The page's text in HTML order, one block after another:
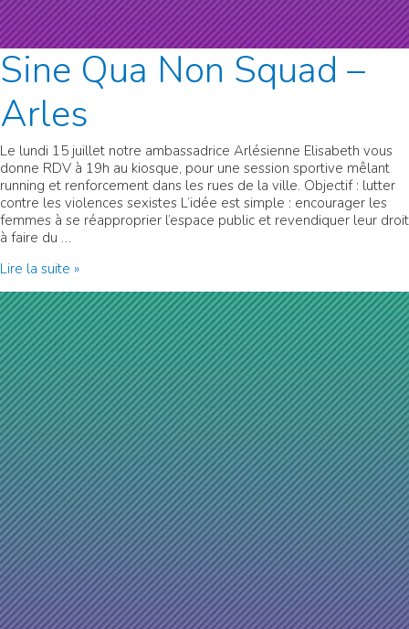
Sine Qua Non Squad –
Arles
Le lundi 15 juillet notre ambassadrice Arlésienne Elisabeth vous
donne RDV à 19h au kiosque, pour une session sportive mêlant
running et renforcement dans les rues de la ville. Objectif : lutter
contre les violences sexistes L’idée est simple : encourager les
femmes à se réapproprier l’espace public et revendiquer leur droit
à faire du …
Sine
Non
Squad
–
Arles
Lire la suite »